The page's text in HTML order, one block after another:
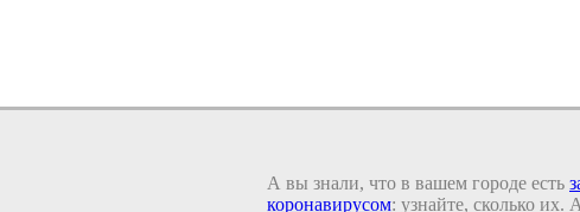
А вы знали, что в вашем городе есть
коронавирусом: узнайте, сколько их.